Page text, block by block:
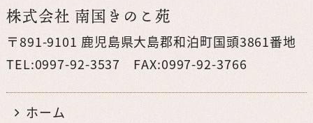
株式会社 南国きのこ苑
〒891-9101 鹿児島県大島郡和泊町国頭3861番地
TEL:0997-92-3537 FAX:0997-92-3766
ホーム